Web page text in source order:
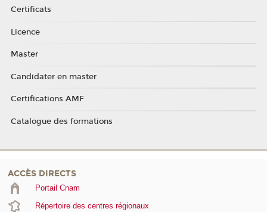
Certificats
Licence
Master
Candidater en master
Certifications AMF
Catalogue des formations
ACCÈS DIRECTS
Portail Cnam
Répertoire des centres régionaux